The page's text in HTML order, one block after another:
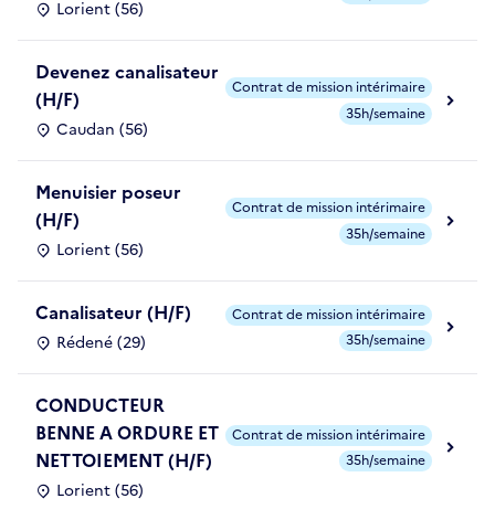
Lorient (56)
Devenez canalisateur
(H/F)
Caudan (56)
Contrat de mission intérimaire
35h/semaine
Menuisier poseur
(H/F)
Lorient (56)
Contrat de mission intérimaire
35h/semaine
Canalisateur (H/F)
Rédené (29)
Contrat de mission intérimaire
35h/semaine
CONDUCTEUR
BENNE A ORDURE ET
NETTOIEMENT (H/F)
Lorient (56)
Contrat de mission intérimaire
35h/semaine